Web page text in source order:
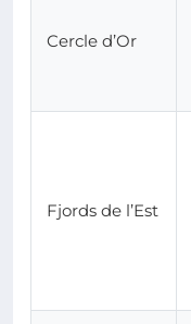
Cercle d’Or
Fjords de l’Est